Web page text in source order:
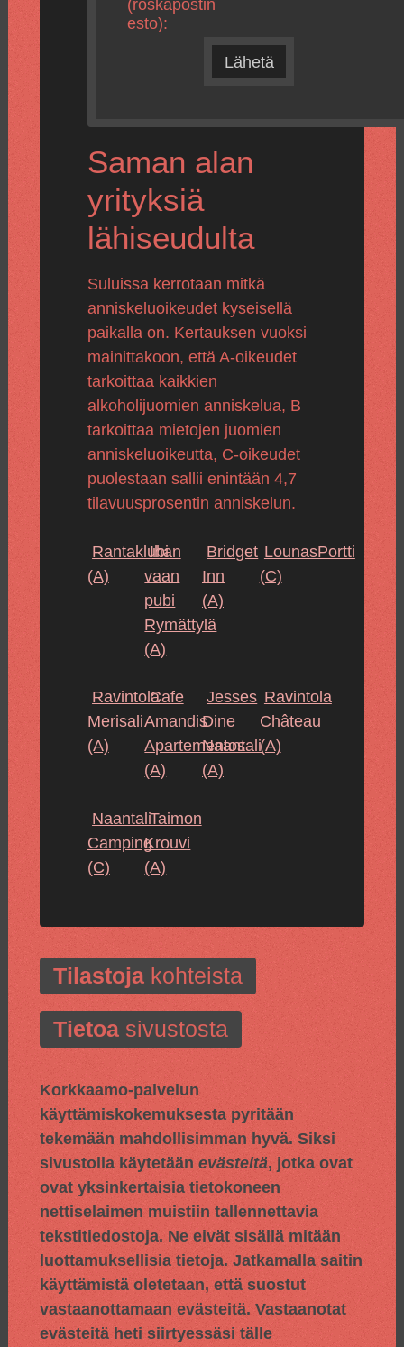
(roskapostin
esto):
Lähetä
Saman alan
yrityksiä
lähiseudulta
Suluissa kerrotaan mitkä
anniskeluoikeudet kyseisellä
paikalla on. Kertauksen vuoksi
mainittakoon, että A-oikeudet
tarkoittaa kaikkien
alkoholijuomien anniskelua, B
tarkoittaa mietojen juomien
anniskeluoikeutta, C-oikeudet
puolestaan sallii enintään 4,7
tilavuusprosentin anniskelun.
Rantaklubi
(A)
Ihan
vaan
pubi
Rymättylä
(A)
Bridget
Inn
(A)
LounasPortti
(C)
Ravintola
Merisali
(A)
Cafe
Amandis
Apartementos
(A)
Jesses
Dine
Naantali
(A)
Ravintola
Château
(A)
Naantali
Camping
(C)
Taimon
Krouvi
(A)
Tilastojakohteista
Tietoasivustosta
Korkkaamo-palvelun
käyttämiskokemuksesta pyritään
tekemään mahdollisimman hyvä. Siksi
sivustolla käytetään evästeitä, jotka ovat
ovat yksinkertaisia tietokoneen
nettiselaimen muistiin tallennettavia
tekstitiedostoja. Ne eivät sisällä mitään
luottamuksellisia tietoja. Jatkamalla saitin
käyttämistä oletetaan, että suostut
vastaanottamaan evästeitä. Vastaanotat
evästeitä heti siirtyessäsi tälle